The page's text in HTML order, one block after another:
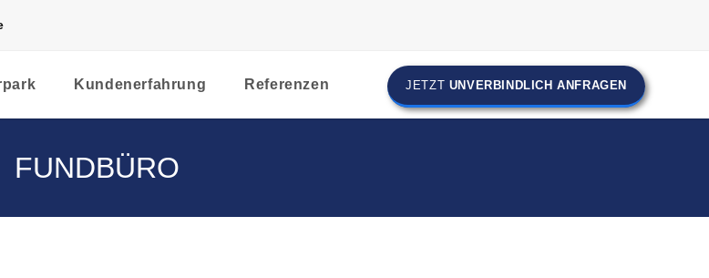
Kundenerfahrung Referenzen JETZT UNVERBINDLICH ANFRAGEN
FUNDBÜRO